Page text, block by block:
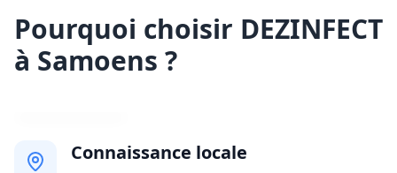
Pourquoi choisir DEZINFECT
à Samoens ?
Connaissance locale